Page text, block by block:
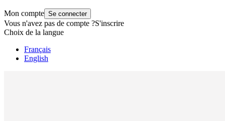
Mon compte Se connecter
Vous n'avez pas de compte ?S'inscrire
Choix de la langue
Français
English